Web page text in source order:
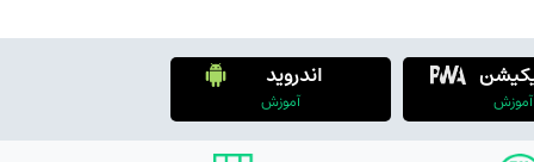
آموزش
اندروید
آموزش